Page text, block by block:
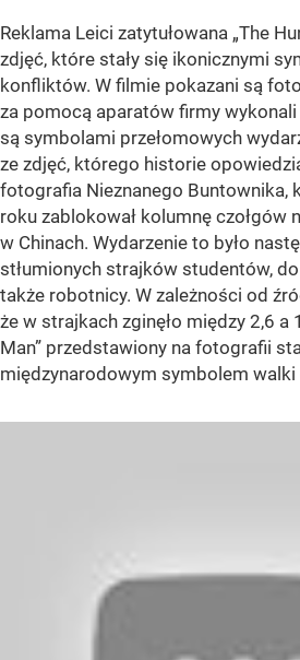
Reklama Leici zatytułowana „The
zdjęć, które stały się ikonicznymi
konfliktów. W filmie pokazani są
za pomocą aparatów firmy
są symbolami przełomowych
ze zdjęć, którego historie
fotografia Nieznanego Buntownika,
roku zablokował kolumnę czołgów
w Chinach. Wydarzenie to było
stłumionych strajków studentów,
także robotnicy. W zależności od
że w strajkach zginęło między 2,6 a
Man” przedstawiony na fotografii
międzynarodowym symbolem